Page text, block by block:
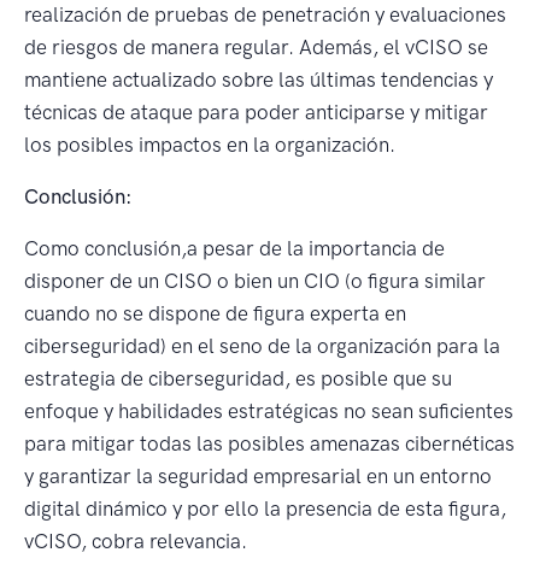
realización de pruebas de penetración y evaluaciones
de riesgos de manera regular. Además, el vCISO se
mantiene actualizado sobre las últimas tendencias y
técnicas de ataque para poder anticiparse y mitigar
los posibles impactos en la organización.
Conclusión:
Como conclusión,a pesar de la importancia de
disponer de un CISO o bien un CIO (o figura similar
cuando no se dispone de figura experta en
ciberseguridad) en el seno de la organización para la
estrategia de ciberseguridad, es posible que su
enfoque y habilidades estratégicas no sean suficientes
para mitigar todas las posibles amenazas cibernéticas
y garantizar la seguridad empresarial en un entorno
digital dinámico y por ello la presencia de esta figura,
vCISO, cobra relevancia.